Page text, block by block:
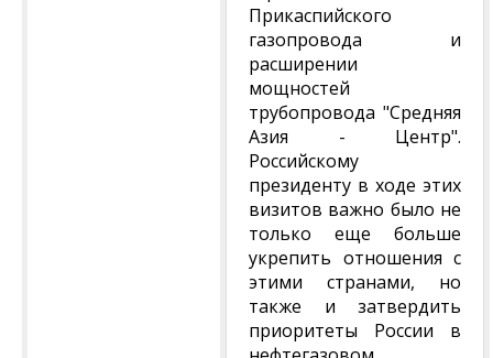
Прикаспийского
газопровода и
расширении
мощностей
трубопровода "Средняя
Азия - Центр".
Российскому
президенту в ходе этих
визитов важно было не
только еще больше
укрепить отношения с
этими странами, но
также и затвердить
приоритеты России в